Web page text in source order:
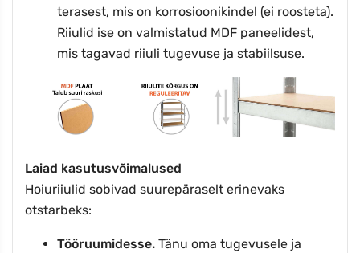
terasest, mis on korrosioonikindel (ei roosteta).
Riiulid ise on valmistatud MDF paneelidest,
mis tagavad riiuli tugevuse ja stabiilsuse.
Laiad kasutusvõimalused
Hoiuriiulid sobivad suurepäraselt erinevaks
otstarbeks:
Tööruumidesse. Tänu oma tugevusele ja